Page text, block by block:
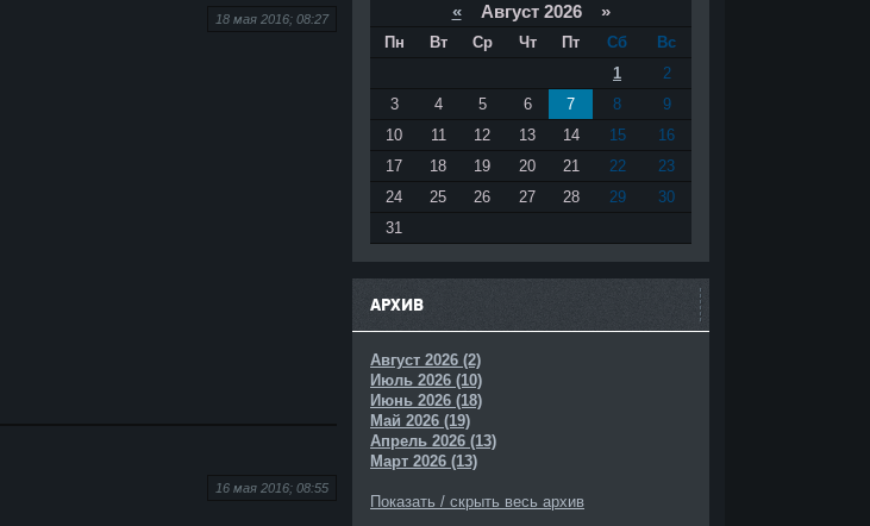
18 мая 2016; 08:27
16 мая 2016; 08:55
«Август 2026 »
Пн Вт Ср Чт Пт Сб
Вс
1
2
3
4 5 6 7 8
9
10
11 12 13 14 15
16
17
18 19 20 21 22
23
24
25 26 27 28 29
30
31
АРХИВ
Август 2026 (2)
Июль 2026 (10)
Июнь 2026 (18)
Май 2026 (19)
Апрель 2026 (13)
Март 2026 (13)
Показать / скрыть весь архив